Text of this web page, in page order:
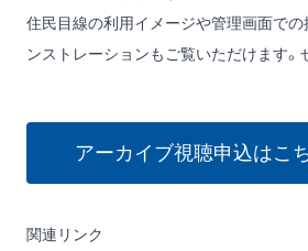
住民目線の利用イメージや管理画面で
ンストレーションもご覧いただけます。
アーカイブ視聴申込はこち
関連リンク